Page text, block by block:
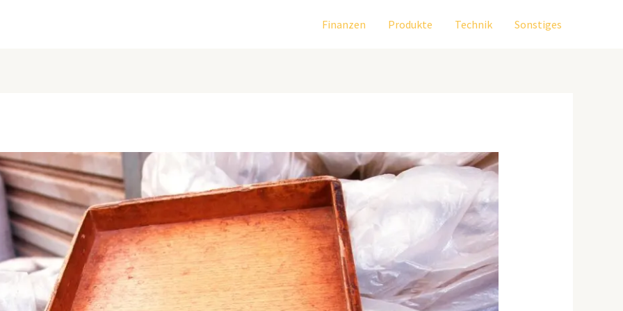
Finanzen Produkte Technik Sonstiges